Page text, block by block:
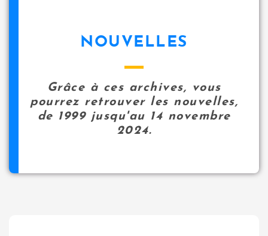
NOUVELLES
Grâce à ces archives, vous
pourrez retrouver les nouvelles,
de 1999 jusqu'au 14 novembre
2024.